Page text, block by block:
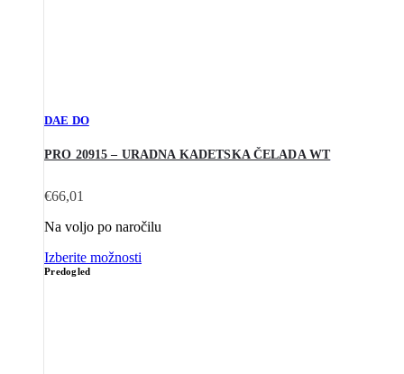
DAE DO
PRO 20915 – URADNA KADETSKA ČELADA WT
€66,01
Na voljo po naročilu
Izberite možnosti
Predogled